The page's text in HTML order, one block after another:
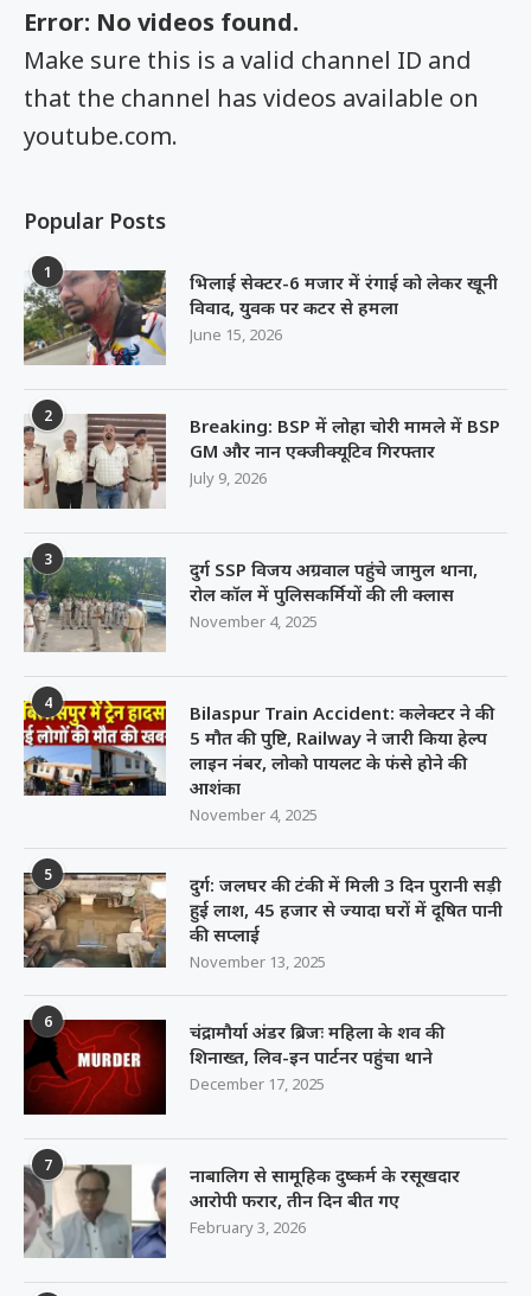
Error: No videos found.
Make sure this is a valid channel ID and
that the channel has videos available on
youtube.com.
Popular Posts
1
भिलाई सेक्टर-6 मजार में रंगाई को लेकर खूनी
विवाद, युवक पर कटर से हमला
June 15, 2026
2
Breaking: BSP में लोहा चोरी मामले में BSP
GM और नान एक्जीक्यूटिव गिरफ्तार
July 9, 2026
3
दुर्ग SSP विजय अग्रवाल पहुंचे जामुल थाना,
रोल कॉल में पुलिसकर्मियों की ली क्लास
November 4, 2025
4
Bilaspur Train Accident: कलेक्टर ने की
5 मौत की पुष्टि, Railway ने जारी किया हेल्प
लाइन नंबर, लोको पायलट के फंसे होने की
आशंका
November 4, 2025
5
दुर्ग: जलघर की टंकी में मिली 3 दिन पुरानी सड़ी
हुई लाश, 45 हजार से ज्यादा घरों में दूषित पानी
की सप्लाई
November 13, 2025
6
चंद्रामौर्या अंडर ब्रिजः महिला के शव की
शिनाख्त, लिव-इन पार्टनर पहुंचा थाने
December 17, 2025
7
नाबालिग से सामूहिक दुष्कर्म के रसूखदार
आरोपी फरार, तीन दिन बीत गए
February 3, 2026